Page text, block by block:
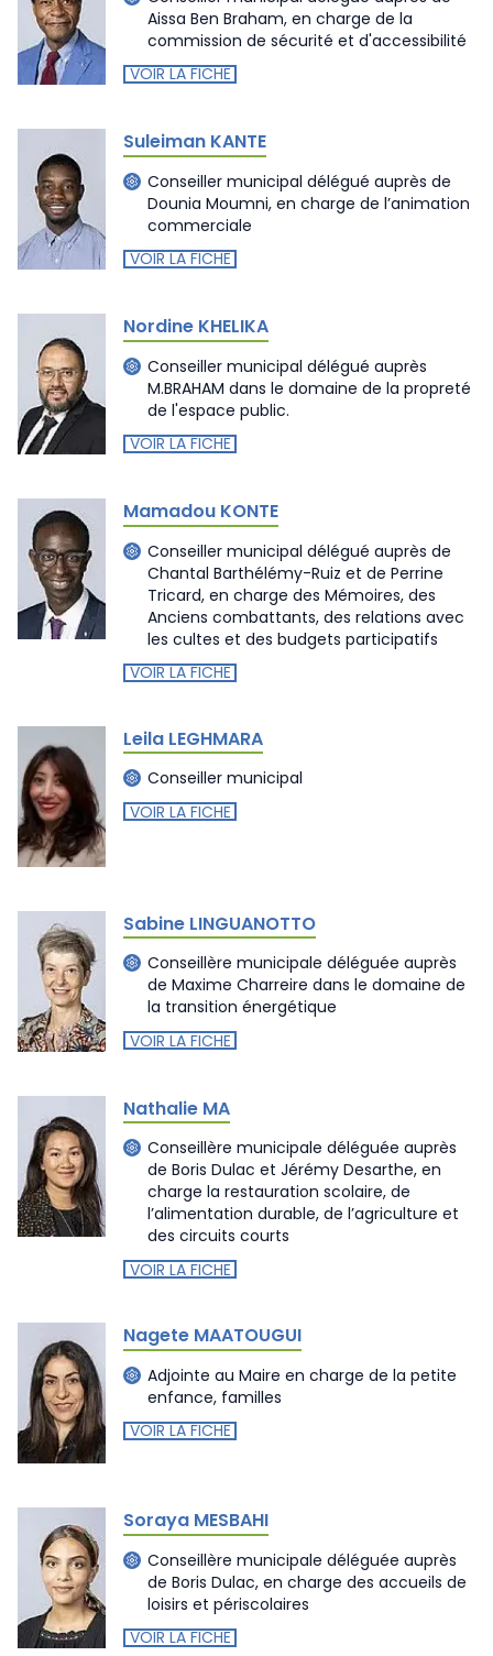
Aissa Ben Braham, en charge de la
commission de sécurité et d'accessibilité
VOIR LA FICHE
Suleiman KANTE
Conseiller municipal délégué auprès de
Dounia Moumni, en charge de l’animation
commerciale
VOIR LA FICHE
Nordine KHELIKA
Conseiller municipal délégué auprès
M.BRAHAM dans le domaine de la propreté
de l'espace public.
VOIR LA FICHE
Mamadou KONTE
Conseiller municipal délégué auprès de
Chantal Barthélémy-Ruiz et de Perrine
Tricard, en charge des Mémoires, des
Anciens combattants, des relations avec
les cultes et des budgets participatifs
VOIR LA FICHE
Leila LEGHMARA
Conseiller municipal
VOIR LA FICHE
Sabine LINGUANOTTO
Conseillère municipale déléguée auprès
de Maxime Charreire dans le domaine de
la transition énergétique
VOIR LA FICHE
Nathalie MA
Conseillère municipale déléguée auprès
de Boris Dulac et Jérémy Desarthe, en
charge la restauration scolaire, de
l’alimentation durable, de l’agriculture et
des circuits courts
VOIR LA FICHE
Nagete MAATOUGUI
Adjointe au Maire en charge de la petite
enfance, familles
VOIR LA FICHE
Soraya MESBAHI
Conseillère municipale déléguée auprès
de Boris Dulac, en charge des accueils de
loisirs et périscolaires
VOIR LA FICHE